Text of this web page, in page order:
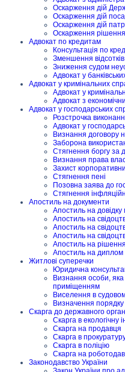
Оскарження дій
Оскарження дій
Оскарження дій
Оскарження рішення
Адвокат по кредитам
Консультація по
Зменшення
Зниження судом
Адвокат у
Адвокат у кримінальних
Адвокат у
Адвокат з
Адвокат у господарських
Розстрочка
Адвокат у
Визнання договору
Заборона
Стягнення боргу за
Визнання права
Захист
Стягнення пені
Позовна заява до
Стягнення
Апостиль на документи
Апостиль на довідку
Апостиль на
Апостиль на
Апостиль на
Апостиль на
Апостиль на диплом
Житлові суперечки
Юридична
Визнання особи,
приміщенням
Виселення в
Визначення
Скарга до державного
Скарга в екологічну
Скарга на продавця
Скарга в
Скарга в поліцію
Скарга на
Законодавство України